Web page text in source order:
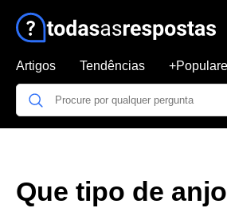
Artigos Tendências
Que tipo de